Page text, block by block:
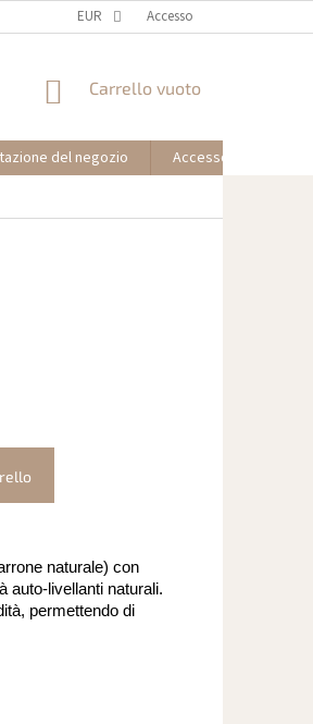
EUR Accesso
CARRELLO
SPESA
Carrello vuoto
del negozio Accesso partner
naturale) con
auto-livellanti naturali.
permettendo di